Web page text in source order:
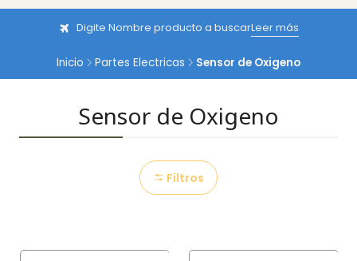
Digite Nombre producto a buscarLeer más
Inicio Partes Electricas Sensor de Oxigeno
Sensor de Oxigeno
Filtros